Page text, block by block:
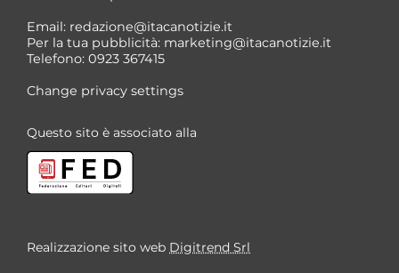
Email: redazione@itacanotizie.it
Per la tua pubblicità: marketing@itacanotizie.it
Telefono: 0923 367415
Change privacy settings
Questo sito è associato alla
Realizzazione sito web Digitrend Srl